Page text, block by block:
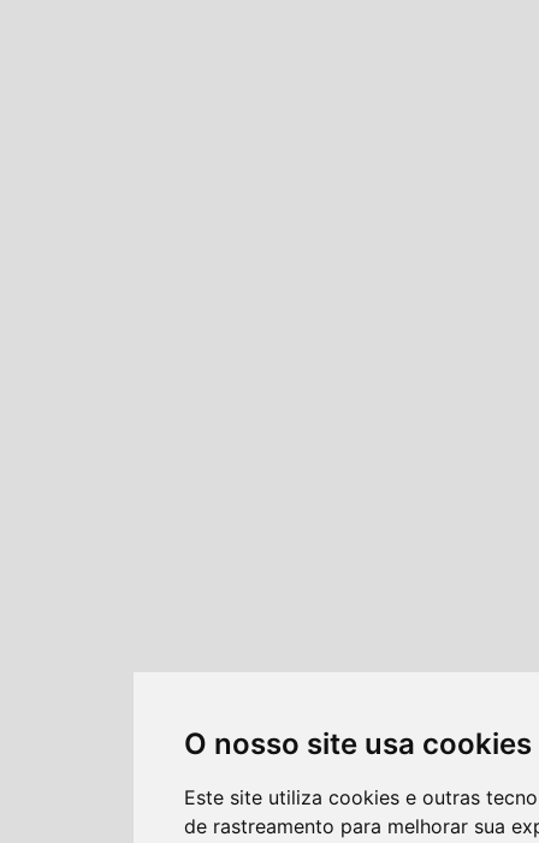
O nosso site usa cookies
Este site utiliza cookies e outras
de rastreamento para melhorar sua